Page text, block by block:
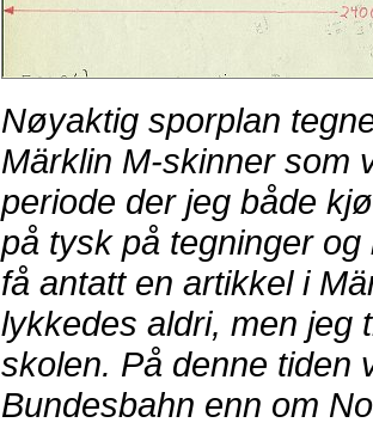
Nøyaktig sporplan
Märklin M-skinner som
periode der jeg både
på tysk på tegninger
få antatt en artikkel i
lykkedes aldri, men jeg
skolen. På denne tiden
Bundesbahn enn om